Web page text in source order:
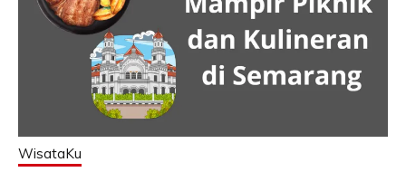
WisataKu